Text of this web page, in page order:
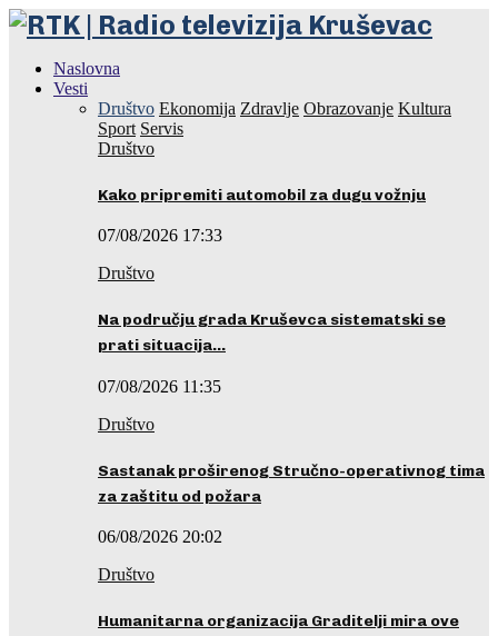
Naslovna
Vesti
Društvo Ekonomija Zdravlje Obrazovanje Kultura
Sport Servis
Društvo
Kako pripremiti automobil za dugu vožnju
07/08/2026 17:33
Društvo
Na području grada Kruševca sistematski se
prati situacija…
07/08/2026 11:35
Društvo
Sastanak proširenog Stručno-operativnog tima
za zaštitu od požara
06/08/2026 20:02
Društvo
Humanitarna organizacija Graditelji mira ove